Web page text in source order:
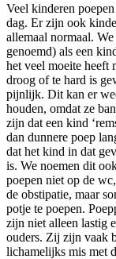
Veel kinderen
dag. Er zijn ook
allemaal normaal.
genoemd) als een
het veel moeite heeft
droog of te hard is
pijnlijk. Dit kan er
houden, omdat ze
zijn dat een kind
dan dunnere poep
dat het kind in dat
is. We noemen dit
poepen niet op de
de obstipatie, maar
potje te poepen.
zijn niet alleen lastig
ouders. Zij zijn vaak
lichamelijks mis met